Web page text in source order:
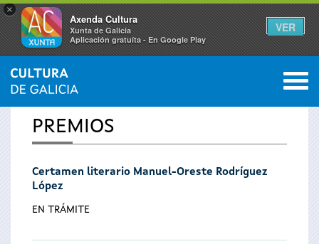
×
Axenda Cultura
Xunta de Galicia
Aplicación gratuíta - En Google Play
VER
Se
encuentra
usted
aquí
INICIO 0
PREMIOS
Certamen literario Manuel-Oreste Rodríguez
López
EN TRÁMITE